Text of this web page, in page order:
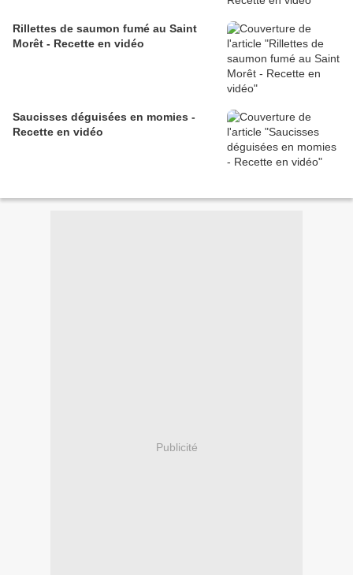
Rillettes de saumon fumé au Saint
Morêt - Recette en vidéo
Saucisses déguisées en momies -
Recette en vidéo
Publicité